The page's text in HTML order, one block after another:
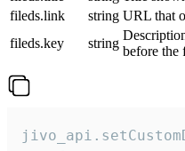
fileds.link
string URL that
fileds.key
string
before the